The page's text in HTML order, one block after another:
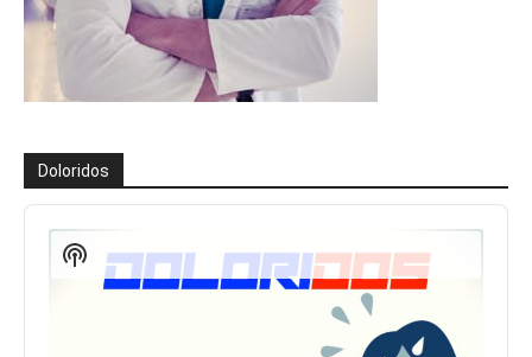
Doloridos
Reproductor
audioShow
Podcast